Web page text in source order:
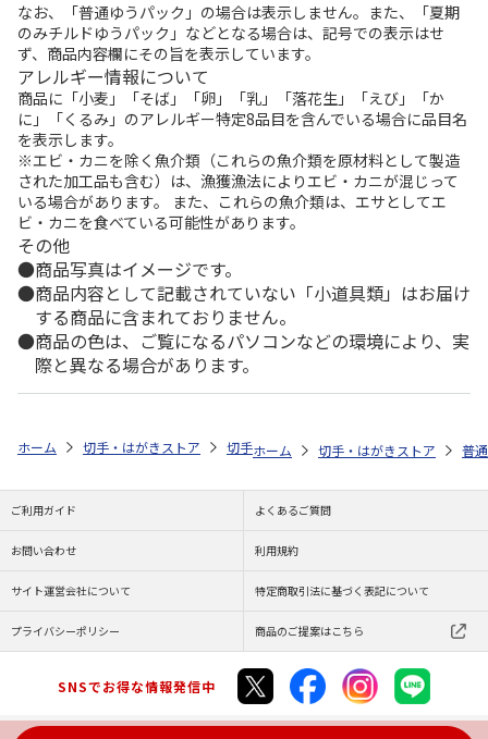
なお、「普通ゆうパック」の場合は表示しません。また、「夏期
のみチルドゆうパック」などとなる場合は、記号での表示はせ
ず、商品内容欄にその旨を表示しています。
アレルギー情報について
商品に「小麦」「そば」「卵」「乳」「落花生」「えび」「か
に」「くるみ」のアレルギー特定8品目を含んでいる場合に品目名
を表示します。
※エビ・カニを除く魚介類（これらの魚介類を原材料として製造
された加工品も含む）は、漁獲漁法によりエビ・カニが混じって
いる場合があります。 また、これらの魚介類は、エサとしてエ
ビ・カニを食べている可能性があります。
その他
商品写真はイメージです。
商品内容として記載されていない「小道具類」はお届け
する商品に含まれておりません。
商品の色は、ご覧になるパソコンなどの環境により、実
際と異なる場合があります。
ホーム 切手・はがきストア 切手 85円切手 【シール式】85円シ
ホーム 切手・はがきストア 普
ご利用ガイド よくあるご質問
お問い合わせ 利用規約
サイト運営会社について 特定商取引法に基づく表記について
プライバシーポリシー 商品のご提案はこちら
SNSでお得な情報発信中